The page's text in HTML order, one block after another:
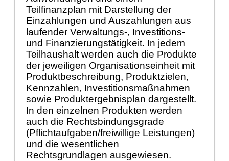
Teilfinanzplan mit Darstellung der
Einzahlungen und Auszahlungen aus
laufender Verwaltungs-, Investitions-
und Finanzierungstätigkeit. In jedem
Teilhaushalt werden auch die Produkte
der jeweiligen Organisationseinheit mit
Produktbeschreibung, Produktzielen,
Kennzahlen, Investitionsmaßnahmen
sowie Produktergebnisplan dargestellt.
In den einzelnen Produkten werden
auch die Rechtsbindungsgrade
(Pflichtaufgaben/freiwillige Leistungen)
und die wesentlichen
Rechtsgrundlagen ausgewiesen.